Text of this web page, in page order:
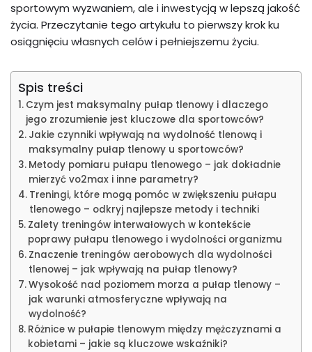
sportowym wyzwaniem, ale i inwestycją w lepszą jakość
życia. Przeczytanie tego artykułu to pierwszy krok ku
osiągnięciu własnych celów i pełniejszemu życiu.
Spis treści
Czym jest maksymalny pułap tlenowy i dlaczego
jego zrozumienie jest kluczowe dla sportowców?
Jakie czynniki wpływają na wydolność tlenową i
maksymalny pułap tlenowy u sportowców?
Metody pomiaru pułapu tlenowego – jak dokładnie
mierzyć vo2max i inne parametry?
Treningi, które mogą pomóc w zwiększeniu pułapu
tlenowego – odkryj najlepsze metody i techniki
Zalety treningów interwałowych w kontekście
poprawy pułapu tlenowego i wydolności organizmu
Znaczenie treningów aerobowych dla wydolności
tlenowej – jak wpływają na pułap tlenowy?
Wysokość nad poziomem morza a pułap tlenowy –
jak warunki atmosferyczne wpływają na
wydolność?
Różnice w pułapie tlenowym między mężczyznami a
kobietami – jakie są kluczowe wskaźniki?